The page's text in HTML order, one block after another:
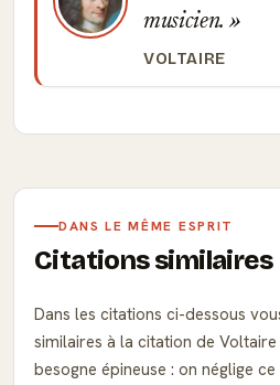
musicien.
VOLTAIRE
DANS LE MÊME ESPRIT
Citations similaires
Dans les citations ci-dessous
similaires à la citation de
besogne épineuse : on néglige